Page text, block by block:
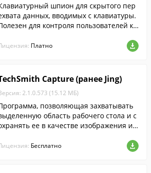
шпион для скрытого пер
данных, вводимых с клавиатуры.
для контроля пользователей ко
Платно
Capture (ранее Jing)
2.1.0.573 (15.12 МБ)
позволяющая захватывать
область рабочего стола и с
ее в качестве изображения ил
Бесплатно